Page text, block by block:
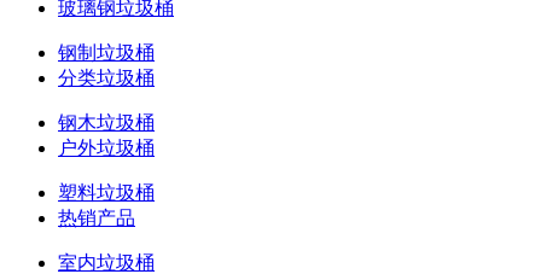
玻璃钢垃圾桶
钢制垃圾桶
分类垃圾桶
钢木垃圾桶
户外垃圾桶
塑料垃圾桶
热销产品
室内垃圾桶